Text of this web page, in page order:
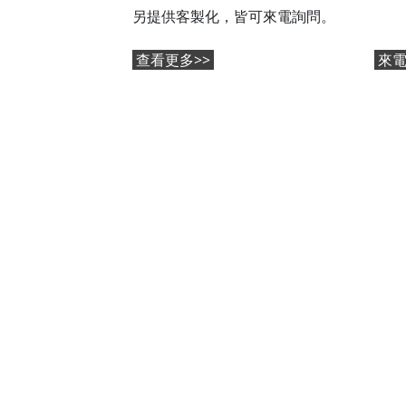
另提供客製化，皆可來電詢問。
查看更多>> 來